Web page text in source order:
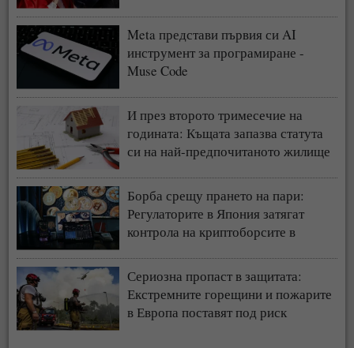
Meta представи първия си AI
инструмент за програмиране -
Muse Code
И през второто тримесечие на
годината: Къщата запазва статута
си на най-предпочитаното жилище
Борба срещу прането на пари:
Регулаторите в Япония затягат
контрола на криптоборсите в
Сериозна пропаст в защитата:
Екстремните горещини и пожарите
в Европа поставят под риск